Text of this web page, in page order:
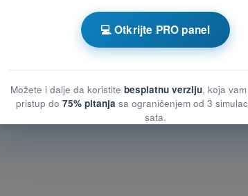
vazduhoplova (UAS)
vazduhoplova (UAS)
vazduhoplova (UAS)
💻 Otkrijte PRO panel
Možete i dalje da koristite besplatnu verziju, koja
pristup do 75% pitanja sa ograničenjem od 3
sata.